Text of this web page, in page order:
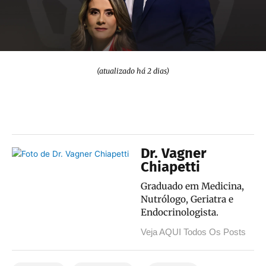
(atualizado há 2 dias)
Dr. Vagner
Chiapetti
Graduado em Medicina,
Nutrólogo, Geriatra e
Endocrinologista.
Veja AQUI Todos Os Posts